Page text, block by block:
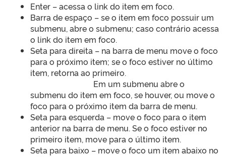
Enter – acessa o link do item em foco.
Barra de espaço – se o item em foco possuir um
submenu, abre o submenu; caso contrário acessa
o link do item em foco.
Seta para direita – na barra de menu move o foco
para o próximo item; se o foco estiver no último
item, retorna ao primeiro.
Em um submenu abre o
submenu do item em foco, se houver, ou move o
foco para o próximo item da barra de menu.
Seta para esquerda – move o foco para o item
anterior na barra de menu. Se o foco estiver no
primeiro item, move para o último item.
Seta para baixo – move o foco um item abaixo no